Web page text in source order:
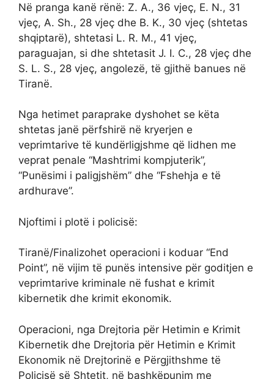
Në pranga kanë rënë: Z. A., 36 vjeç, E. N., 31
vjeç, A. Sh., 28 vjeç dhe B. K., 30 vjeç (shtetas
shqiptarë), shtetasi L. R. M., 41 vjeç,
paraguajan, si dhe shtetasit J. I. C., 28 vjeç dhe
S. L. S., 28 vjeç, angolezë, të gjithë banues në
Tiranë.
Nga hetimet paraprake dyshohet se këta
shtetas janë përfshirë në kryerjen e
veprimtarive të kundërligjshme që lidhen me
veprat penale “Mashtrimi kompjuterik”,
“Punësimi i paligjshëm” dhe “Fshehja e të
ardhurave”.
Njoftimi i plotë i policisë:
Tiranë/Finalizohet operacioni i koduar “End
Point”, në vijim të punës intensive për goditjen e
veprimtarive kriminale në fushat e krimit
kibernetik dhe krimit ekonomik.
Operacioni, nga Drejtoria për Hetimin e Krimit
Kibernetik dhe Drejtoria për Hetimin e Krimit
Ekonomik në Drejtorinë e Përgjithshme të
Policisë së Shtetit, në bashkëpunim me